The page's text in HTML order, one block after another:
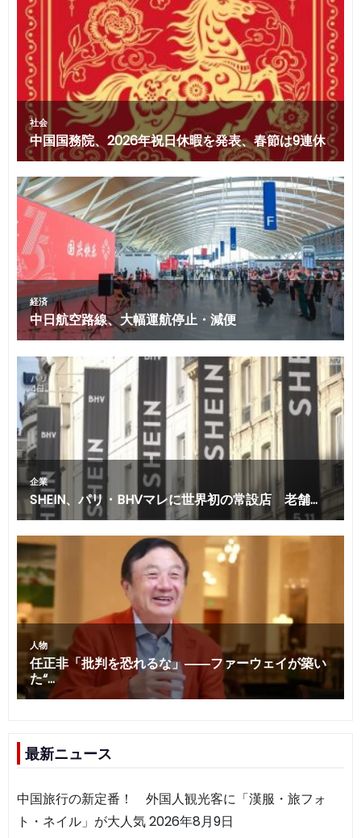
最新ニュース
中国旅行の新定番！ 外国人観光客に「漢服・旅フォ
ト・ネイル」が大人気2026年8月9日